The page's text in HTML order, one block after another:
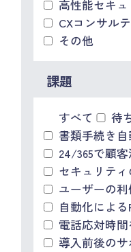
高性能セキュ
CXコンサル
その他
課題
すべて
待
書類手続き自
24/365で顧
セキュリテ
ユーザーの
自動化による
電話応対時
導入前後の